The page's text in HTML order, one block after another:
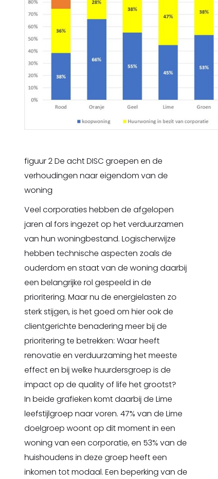
figuur 2 De acht DISC groepen en de
verhoudingen naar eigendom van de
woning
Veel corporaties hebben de afgelopen
jaren al fors ingezet op het verduurzamen
van hun woningbestand. Logischerwijze
hebben technische aspecten zoals de
ouderdom en staat van de woning daarbij
een belangrijke rol gespeeld in de
prioritering. Maar nu de energielasten zo
sterk stijgen, is het goed om hier ook de
clientgerichte benadering meer bij de
prioritering te betrekken: Waar heeft
renovatie en verduurzaming het meeste
effect en bij welke huurdersgroep is de
impact op de quality of life het grootst?
In beide grafieken komt daarbij de Lime
leefstijlgroep naar voren. 47% van de Lime
doelgroep woont op dit moment in een
woning van een corporatie, en 53% van de
huishoudens in deze groep heeft een
inkomen tot modaal. Een beperking van de